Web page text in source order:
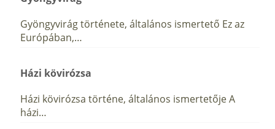
Gyöngyvirág története, általános ismertető Ez az
Európában,…
Házi kövirózsa
Házi kövirózsa történe, általános ismertetője A
házi…